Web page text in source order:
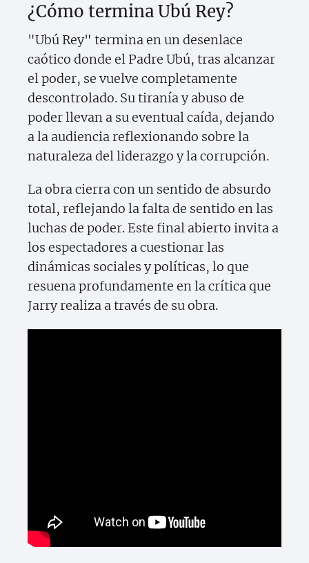
¿Cómo termina Ubú Rey?
"Ubú Rey" termina en un desenlace
caótico donde el Padre Ubú, tras alcanzar
el poder, se vuelve completamente
descontrolado. Su tiranía y abuso de
poder llevan a su eventual caída, dejando
a la audiencia reflexionando sobre la
naturaleza del liderazgo y la corrupción.
La obra cierra con un sentido de absurdo
total, reflejando la falta de sentido en las
luchas de poder. Este final abierto invita a
los espectadores a cuestionar las
dinámicas sociales y políticas, lo que
resuena profundamente en la crítica que
Jarry realiza a través de su obra.